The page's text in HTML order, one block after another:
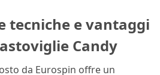
tecniche e vantaggi
Candy
da Eurospin offre un